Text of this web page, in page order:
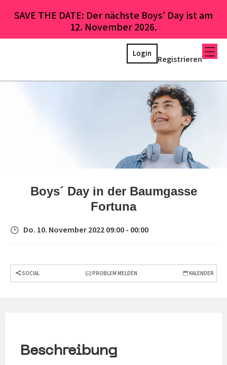
SAVE THE DATE: Der nächste Boys’ Day ist am
12. November 2026.
Registrieren
Login
Boys´ Day in der Baumgasse
Fortuna
Do. 10. November 2022 09:00 - 00:00
SOCIAL PROBLEM MELDEN KALENDER
Beschreibung